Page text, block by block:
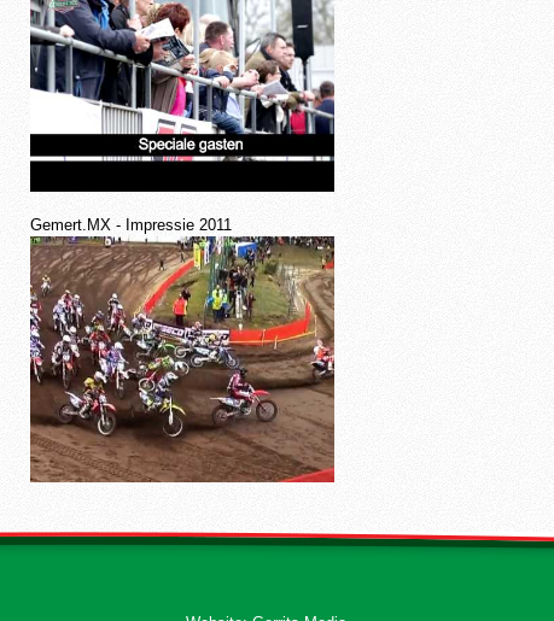
Gemert.MX - Impressie 2011